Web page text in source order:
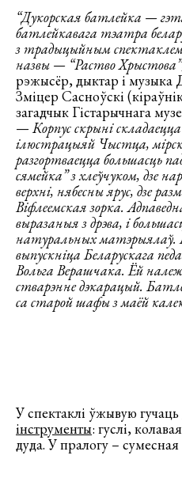
“Дукорская батлейка —
батлейкавага тэатра
з традыцыйным
назвы — “Раство
рэжысёр, дыктар і музыка
Зміцер Сасноўскі
загадчык Гістарычнага
—Корпус скрыні
ілюстрацыяй Чыстца,
разгортваецца большасць
сямейка” з хлеўчуком, дзе
верхні, нябесны ярус, дзе
Віфлеемская зорка.
выразаныя з дрэва, і
натуральных
выпускніца Беларускага
Вольга Верашчака. Ёй
стварэнне дэкарацый.
са старой шафы з маёй
У спектаклі ўжывую гучаць
інструменты: гуслі,
дуда. У пралогу – сумесная